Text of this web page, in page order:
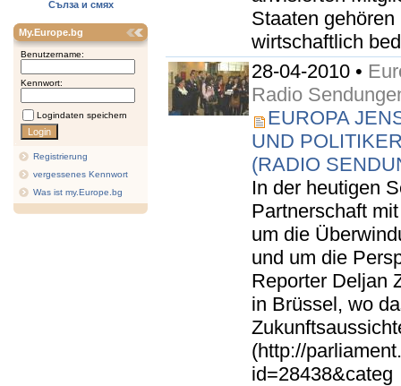
Сълза и смях
My.Europe.bg
Benutzername:
Kennwort:
Logindaten speichern
Registrierung
vergessenes Kennwort
Was ist my.Europe.bg
Staaten
wirtschaftlich
28-04-2010 •
Radio
EUROPA
UND
(RADIO
In der heutigen
Partnerschaft
um die
und um die
Reporter Deljan
in Brüssel, wo
(http://
id=28438&categ